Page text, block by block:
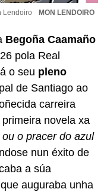
Lendoiro MON LENDOIRO
Begoña Caamaño
pola Real
o seu pleno
de Santiago ao
carreira
novela xa
ou o pracer do azul
nun éxito de
a súa
auguraba unha